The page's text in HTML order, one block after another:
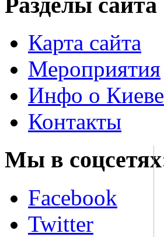
Карта сайта
Мероприятия
Инфо о Киеве
Контакты
Мы в
Facebook
Twitter